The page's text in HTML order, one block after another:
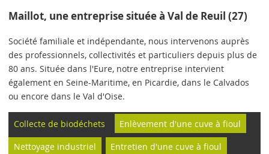
Maillot, une entreprise située à Val de Reuil (27)
Société familiale et indépendante, nous intervenons auprès
des professionnels, collectivités et particuliers depuis plus de
80 ans. Située dans l'Eure, notre entreprise intervient
également en Seine-Maritime, en Picardie, dans le Calvados
ou encore dans le Val d'Oise.
Enlèvement d'une cuve à fioul
Nettoyage industriel Entretien d'une cuve à fioul
Collecte de biodéchets